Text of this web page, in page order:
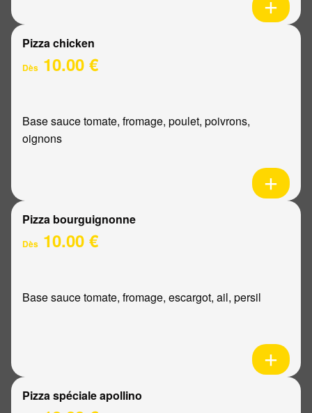
Pizza chicken
Dès 10.00 €
Base sauce tomate, fromage, poulet, poivrons,
oignons
Pizza bourguignonne
Dès 10.00 €
Base sauce tomate, fromage, escargot, ail, persil
Pizza spéciale apollino